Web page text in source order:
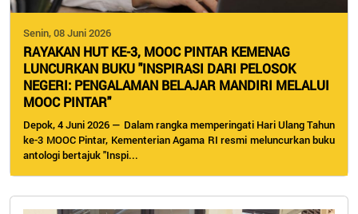
Senin, 08 Juni 2026
RAYAKAN HUT KE-3, MOOC PINTAR KEMENAG
LUNCURKAN BUKU "INSPIRASI DARI PELOSOK
NEGERI: PENGALAMAN BELAJAR MANDIRI MELALUI
MOOC PINTAR"
Depok, 4 Juni 2026 — Dalam rangka memperingati Hari Ulang Tahun
ke-3 MOOC Pintar, Kementerian Agama RI resmi meluncurkan buku
antologi bertajuk "Inspi...